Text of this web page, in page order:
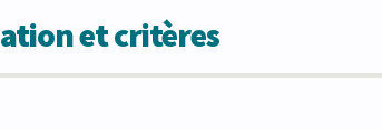
et critères